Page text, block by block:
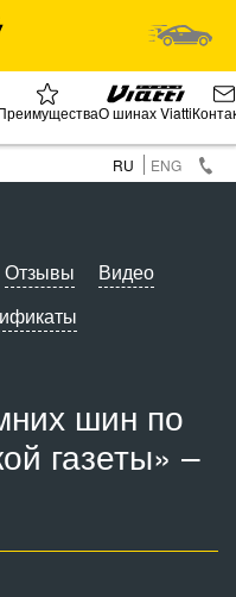
О шинах Viatti
RU
ENG
Отзывы
Видео
шин по
газеты» –